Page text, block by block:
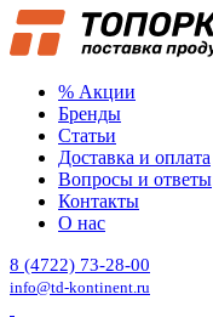
% Акции
Бренды
Статьи
Доставка и оплата
Вопросы и ответы
Контакты
О нас
8 (4722) 73-28-00
info@td-kontinent.ru